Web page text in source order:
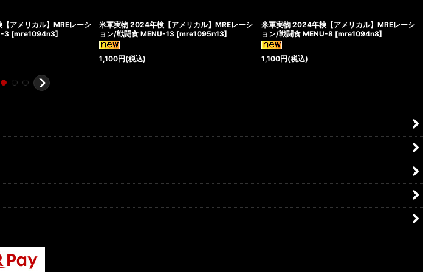
アメリカル】MREレーシ
3 [mre1094n3]
米軍実物 2024年検【アメリカル】MREレーシ
ョン/戦闘食 MENU-13 [mre1095n13]
1,100円(税込)
米軍実物 2024年検【アメリカル】MREレーシ
ョン/戦闘食 MENU-8 [mre1094n8]
1,100円(税込)